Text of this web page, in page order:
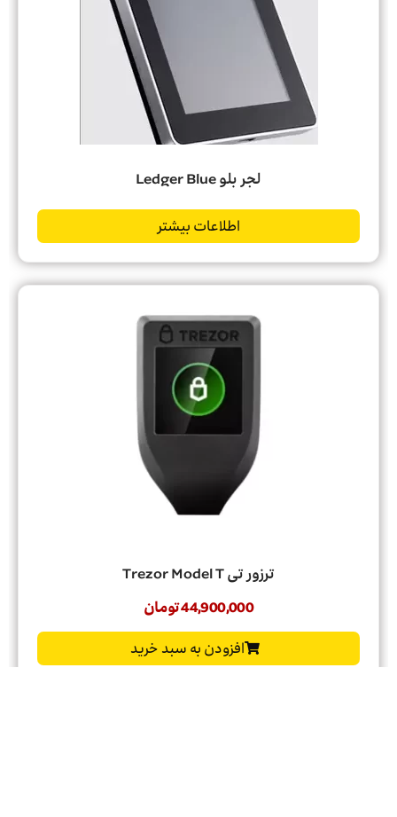
لجر بلو Ledger Blue
اطلاعات بیشتر
ترزور تی Trezor Model T
44,900,000تومان
افزودن به سبد خرید